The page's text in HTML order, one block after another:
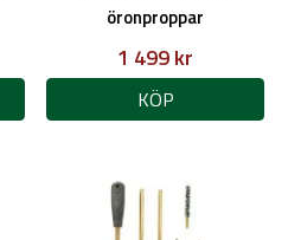
öronproppar
1 499 kr
KÖP